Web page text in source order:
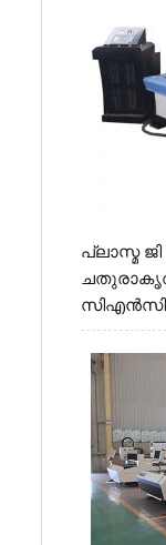
പ്ലാസ്മ ജി
സിഎൻസി